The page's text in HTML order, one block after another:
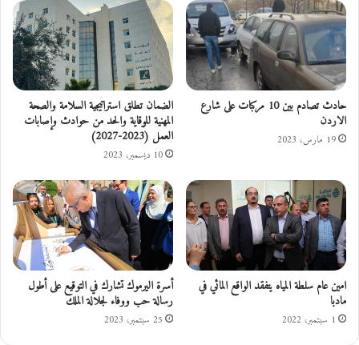
د
ك
ت
و
ر
إ
ب
ر
ي
م
ا
ل
ج
ا
ز
ي
ي
”
د
ا
ع
ش
”
ف
ي
ع
ر
ا
ق
حادث تصادم بين 10 مركبات على شارع
الاردن
19 مارس، 2023
الضمان تطلق استراتيجية السلامة والصحة
المهنية للوقاية والحد من حوادث وإصابات
العمل (2023-2027)
10 ديسمبر، 2023
امين عام سلطة المياه يتفقد الواقع المائي في
مادبا
1 سبتمبر، 2022
أسرة اليرموك تشارك في التوقيع على أطول
رسالة حب ووفاء لجلالة الملك
25 سبتمبر، 2023